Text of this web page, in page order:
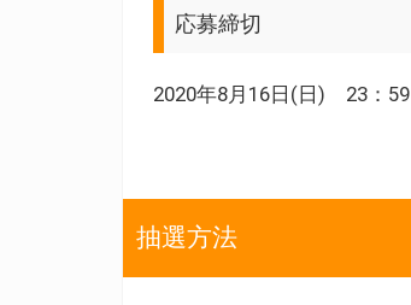
応募締切
2020年8月16日(日) 23：59
抽選方法